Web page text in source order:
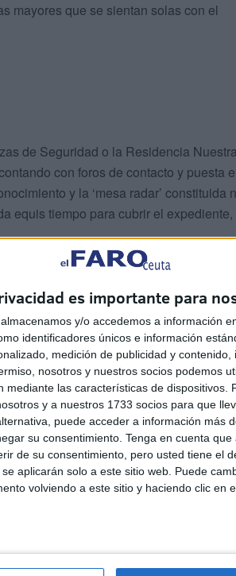
es importante para
almacenamos y/o accedemos a información
identificadores únicos e información
medición de publicidad y
nosotros y nuestros socios podemos
mediante las características de dispositivos.
y a nuestros 1733 socios para que
puede acceder a información más
su consentimiento. Tenga en cuenta
de su consentimiento, pero usted tiene el
aplicarán solo a este sitio web. Puede
volviendo a este sitio y haciendo clic en
mayores que se sientan solas con el
de Seguridad o la Residencia Nuestra
con foros de contacto y puesta
y la ‘mesa radar’ constituida
equis tiempo para cubrir el expediente,
para hacer aflorar con tino y